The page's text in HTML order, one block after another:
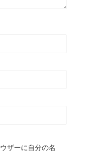
ザーに自分の名